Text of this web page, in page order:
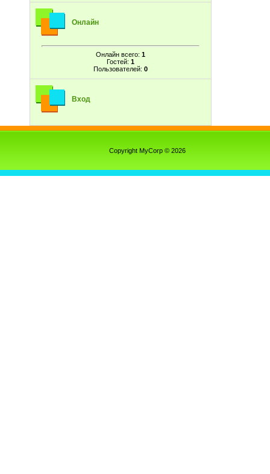
Онлайн
Онлайн всего: 1
Гостей: 1
Пользователей: 0
Вход
Copyright MyCorp © 2026